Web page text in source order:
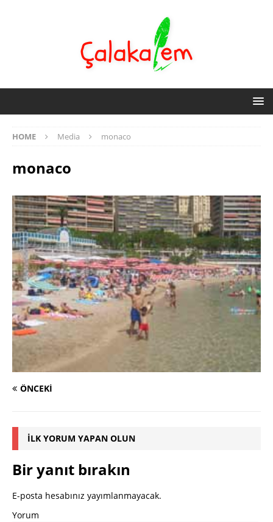
HOME Media monaco
monaco
ÖNCEKI
İLK YORUM YAPAN OLUN
Bir yanıt bırakın
E-posta hesabınız yayımlanmayacak.
Yorum